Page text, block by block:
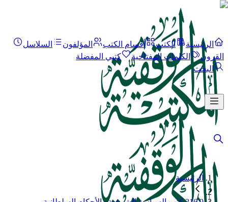
الرئيسية الكتب أقسام الكتب المؤلفون
السلاسل
القرون
الكلمات المفتاحية
كتبي المفضلة
البحث
الرئيسية